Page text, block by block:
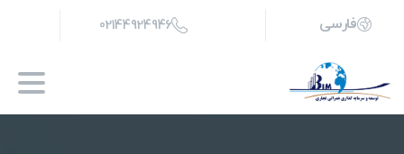
فارسی 02144924946